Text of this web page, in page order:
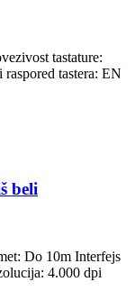
tastature:
tastera: EN
beli
Do 10m Interfejs
4.000 dpi